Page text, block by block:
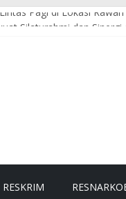
Pagi di Lokasi
Karhutla kepada
RESKRIM